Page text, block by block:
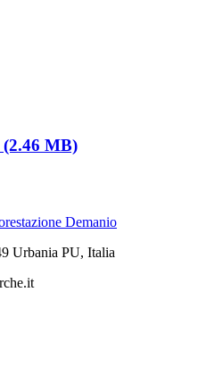
(2.46 MB)
Demanio
Urbania PU, Italia